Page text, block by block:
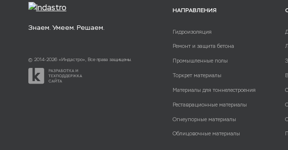
Знаем. Умеем. Решаем.
© 2014-2026 «Индастро», Все права защищены.
НАПРАВЛЕНИЯ
Гидроизоляция
Ремонт и защита бетона
Промышленные полы
Торкрет материалы
Материалы для тоннелестроения
Реставрационные материалы
Огнеупорные материалы
Облицовочные материалы